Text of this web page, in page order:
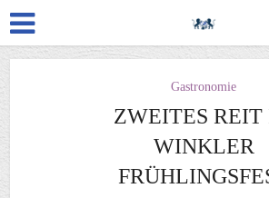
Gastronomie
ZWEITES REIT
WINKLER